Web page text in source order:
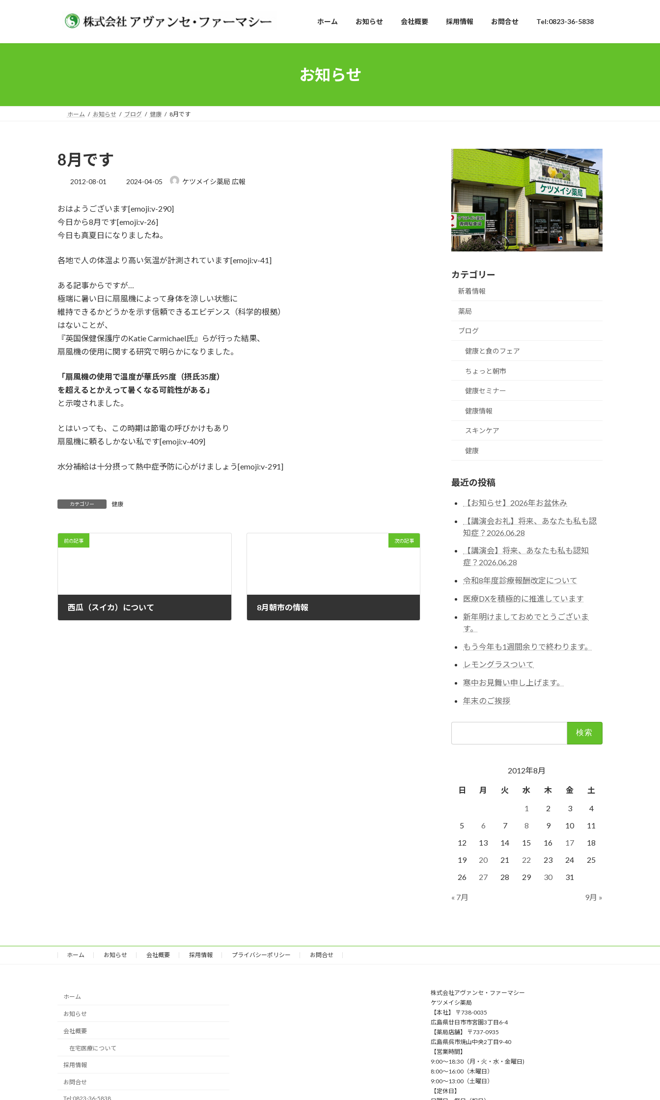
ン
ー
ホーム お知らせ 会社概要 採用情報 お問合せ Tel:0823-36-5838
お知らせ
ホーム お知らせ ブログ 健康 8月です
8月です
2012-08-01
最
新
:
2024-04-05 ケツメイシ薬局 広報
おはようございます[emoji:v-290]
今日から8月です[emoji:v-26]
今日も真夏日になりましたね。
各地で人の体温より高い気温が計測されています[emoji:v-41]
ある記事からですが…
極端に暑い日に扇風機によって身体を涼しい状態に
維持できるかどうかを示す信頼できるエビデンス（科学的根拠）
はないことが、
『英国保健保護庁のKatie Carmichael氏』らが行った結果、
扇風機の使用に関する研究で明らかになりました。
「扇風機の使用で温度が華氏95度（摂氏35度）
を超えるとかえって暑くなる可能性がある」
と示唆されました。
とはいっても、この時期は節電の呼びかけもあり
扇風機に頼るしかない私です[emoji:v-409]
水分補給は十分摂って熱中症予防に心がけましょう[emoji:v-291]
カテゴリー 健康
前の記事
西瓜（スイカ）について
次の記事
8月朝市の情報
カテゴリー
新着情報
薬局
ブログ
健康と食のフェア
ちょっと朝市
健康セミナー
健康情報
スキンケア
健康
最近の投稿
【お知らせ】2026年お盆休み
【講演会お礼】将来、あなたも私も認
知症？2026.06.28
【講演会】将来、あなたも私も認知
症？2026.06.28
令和8年度診療報酬改定について
医療DXを積極的に推進しています
新年明けましておめでとうございま
す。
もう今年も1週間余りで終わります。
レモングラスついて
寒中お見舞い申し上げます。
年末のご挨拶
2012年8月
日 月 火 水 木 金
土
1
2 3
4
5
6 7 8 9 10
11
12
13 14 15 16 17
18
19
20 21 22 23 24
25
26
27 28 29 30 31
« 7月 9月 »
ホーム お知らせ 会社概要 採用情報 プライバシーポリシー お問合せ
ホーム
お知らせ
会社概要
在宅医療について
採用情報
お問合せ
Tel:0823-36-5838
株式会社アヴァンセ・ファーマシー
ケツメイシ薬局
【本社】 〒738-0035
広島県廿日市市宮園3丁目6-4
【薬局店舗】 〒737-0935
広島県呉市焼山中央2丁目9-40
【営業時間】
9:00〜18:30（⽉・⽕・⽔・⾦曜⽇)
8:00〜16:00（⽊曜⽇）
9:00〜13:00（⼟曜⽇）
【定休日】